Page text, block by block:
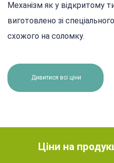
Механізм як у відкритому
виготовлено зі
схожого на соломку.
Дивитися всі ціни
Ціни на